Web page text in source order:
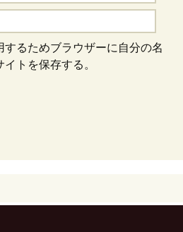
るためブラウザーに自分の名
トを保存する。